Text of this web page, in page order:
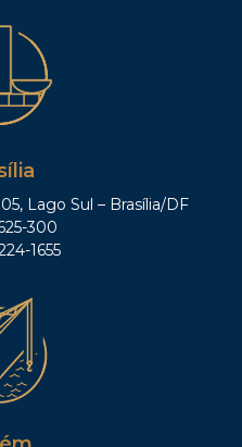
Lago Sul – Brasília/DF
300
1655